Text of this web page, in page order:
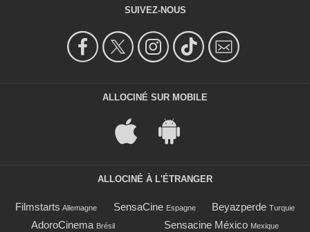
SUIVEZ-NOUS
ALLOCINÉ SUR MOBILE
ALLOCINÉ À L'ÉTRANGER
Filmstarts Allemagne SensaCine Espagne Beyazperde Turquie
AdoroCinema Brésil Sensacine México Mexique